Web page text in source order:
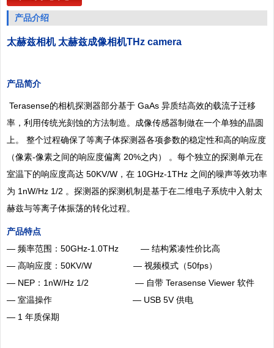
产品介绍
太赫兹相机 太赫兹成像相机THz camera
产品简介
Terasense的相机探测器部分基于 GaAs 异质结高效的载流子迁移
率，利用传统光刻蚀的方法制造。成像传感器制做在一个单独的晶圆
上。 整个过程确保了等离子体探测器各项参数的稳定性和高的响应度
（像素-像素之间的响应度偏离 20%之内） 。每个独立的探测单元在
室温下的响应度高达 50KV/W，在 10GHz-1THz 之间的噪声等效功率
为 1nW/Hz 1/2 。探测器的探测机制是基于在二维电子系统中入射太
赫兹与等离子体振荡的转化过程。
产品特点
— 频率范围：50GHz-1.0THz — 结构紧凑性价比高
— 高响应度：50KV/W — 视频模式（50fps）
— NEP：1nW/Hz 1/2 — 自带 Terasense Viewer 软件
— 室温操作 — USB 5V 供电
— 1 年质保期